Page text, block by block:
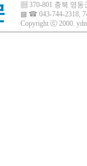
▦ 370-801 충북 영
▩ ☎ 043-744-2318,
Copyright ⓒ 2000.